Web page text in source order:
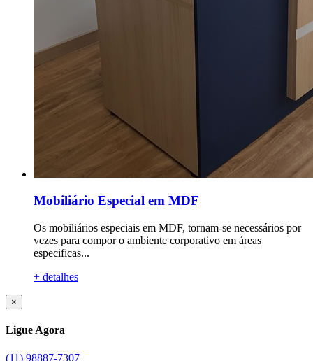
Mobiliário Especial em MDF
Os mobiliários especiais em MDF, tornam-se necessários por
vezes para compor o ambiente corporativo em áreas
especificas...
+ detalhes
×
Ligue Agora
(11) 98887-7307